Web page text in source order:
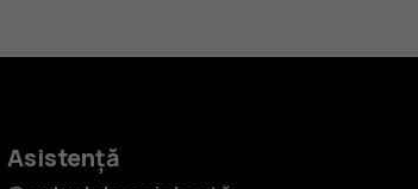
Asistență